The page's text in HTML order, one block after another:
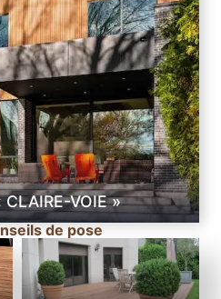
CLAIRE-VOIE »
de pose